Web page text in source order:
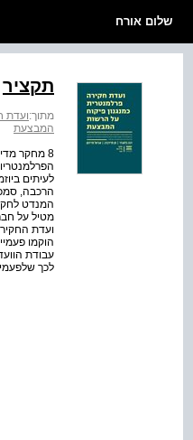
שלום אורח
תקציר
מתוך:ועדת
המבצעת
לעיתים
הרכבה,
המנדט
מטיל על
עבודת
לכך